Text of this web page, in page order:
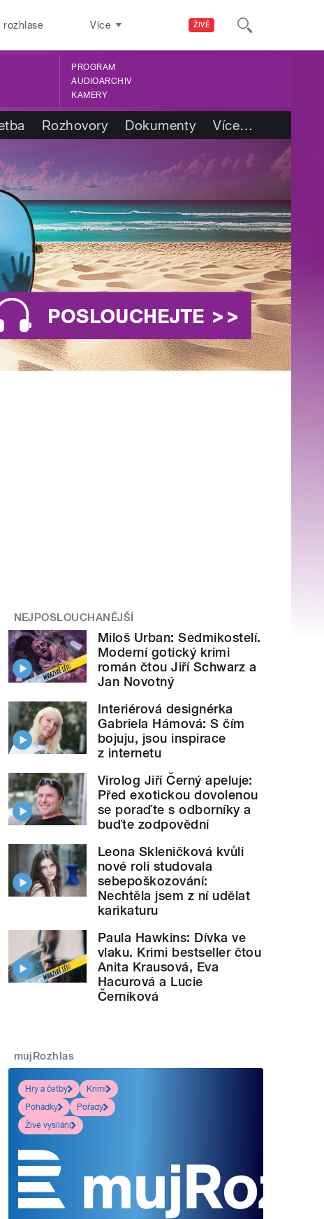
ŽIVĚ
rozhlase Více
PROGRAM
AUDIOARCHIV
KAMERY
Rozhovory Dokumenty Více…
NEJPOSLOUCHANĚJŠÍ
Miloš Urban: Sedmikostelí.
Moderní gotický krimi
román čtou Jiří Schwarz a
Jan Novotný
Interiérová designérka
Gabriela Hámová: S čím
bojuju, jsou inspirace
z internetu
Virolog Jiří Černý apeluje:
Před exotickou dovolenou
se poraďte s odborníky a
buďte zodpovědní
Leona Skleničková kvůli
nové roli studovala
sebepoškozování:
Nechtěla jsem z ní udělat
karikaturu
Paula Hawkins: Dívka ve
vlaku. Krimi bestseller čtou
Anita Krausová, Eva
Hacurová a Lucie
Černíková
mujRozhlas
Hry a četby
Krimi
Pohádky
Pořady
Živé vysílání